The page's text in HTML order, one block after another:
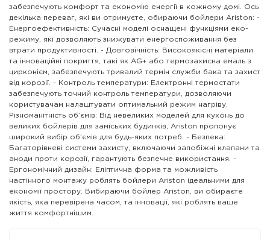
забезпечують комфорт та економію енергії в кожному домі. Ось
декілька переваг, які ви отримуєте, обираючи бойлери Ariston: -
Енергоефективність: Сучасні моделі оснащені функціями еко-
режиму, які дозволяють знижувати енергоспоживання без
втрати продуктивності. - Довговічність: Високоякісні матеріали
та інноваційні покриття, такі як AG+ або термозахисна емаль з
цирконієм, забезпечують тривалий термін служби бака та захист
від корозії. - Контроль температури: Електронні термостати
забезпечують точний контроль температури, дозволяючи
користувачам налаштувати оптимальний режим нагріву.
Різноманітність об’ємів: Від невеликих моделей для кухонь до
великих бойлерів для заміських будинків, Ariston пропонує
широкий вибір об’ємів для будь-яких потреб. - Безпека:
Багаторівневі системи захисту, включаючи запобіжні клапани та
аноди проти корозії, гарантують безпечне використання. -
Ергономічний дизайн: Еліптична форма та можливість
настінного монтажу роблять бойлери Ariston ідеальними для
економії простору. Вибираючи бойлер Ariston, ви обираєте
якість, яка перевірена часом, та інновації, які роблять ваше
життя комфортнішим.